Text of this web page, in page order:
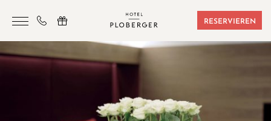
RESERVIEREN
HOTEL
SAUNA & SPORT